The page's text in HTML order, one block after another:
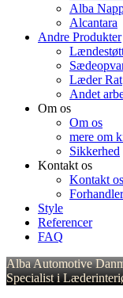
Alba
Alcantara
Andre Produkter
Læder Rat
Andet
Om os
Om os
mere om
Sikkerhed
Kontakt os
Kontakt os
Style
Referencer
FAQ
Alba Automotive
Specialist i